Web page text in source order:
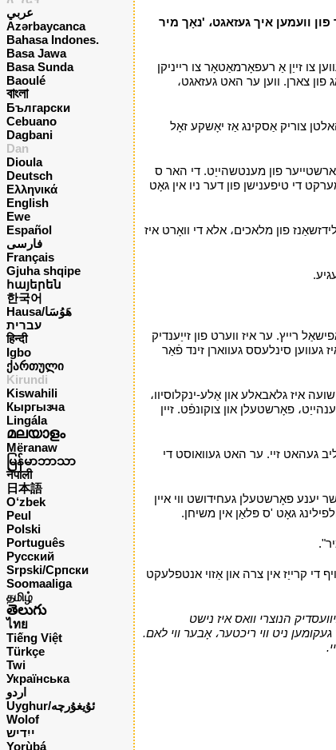
عربي
Azərbaycanca
Bahasa Indones.
Basa Jawa
Basa Sunda
Baoulé
বাংলা
Български
Cebuano
Dagbani
Dan
Dioula
Deutsch
Ελληνικά
English
Ewe
Español
فارسی
Français
Gjuha shqipe
հայերեն
한국어
Hausa/هَوُسَا
עברית
हिन्दी
Igbo
ქართული
Kirundi
Kiswahili
Кыргызча
Lingála
മലയാളം
Mëranaw
မြန်မာဘာသာ
नेपाली
日本語
O‘zbek
Peul
Polski
Português
Русский
Srpski/Српски
Soomaaliga
தமிழ்
తెలుగు
ไทย
Tiếng Việt
Türkçe
Twi
Українська
اردو
Uyghur/ئۇيغۇرچه
Wolof
ייִדיש
Yorùbá
אים، און געזאגט، "זע، די לאם פון גאָט، וואס נעמט אַוועק די זינד פון די וועלט! 30 דאס איז ער פון וועמען איך געזאגט، 'נאָך מיר
צו זייַן אַ רעפאָרמאַטאָר צו רייניקן
פון צארן. ווען ער האט געזאגט،
צוריק אַסקינג אַז יאָשקע זאָל
פון מענטשהייַט. די האר ס
די טיפענישן פון דער ניו אין גאָט
פון מלאכים، אלא די וואָרט איז
רייץ. ער איז ווערט פון זייַענדיק
סינלעסס געווארן זינד פֿאַר
איז גלאבאלע און אַלע-ינקלוסיוו،
פאָרשטעלן און צוקונפֿט. זיין
געהאט זיי. ער האט געוואוסט די
יענע פאָרשטעלן געחידושט ווי איין
גאָט 'ס פּלאַן אין משיחן.
די קרייַז אין צרה און אַזוי אנטפלעקט
הנוצרי וואס איז נישט
ניט ווי ריכטער، אָבער ווי לאם.